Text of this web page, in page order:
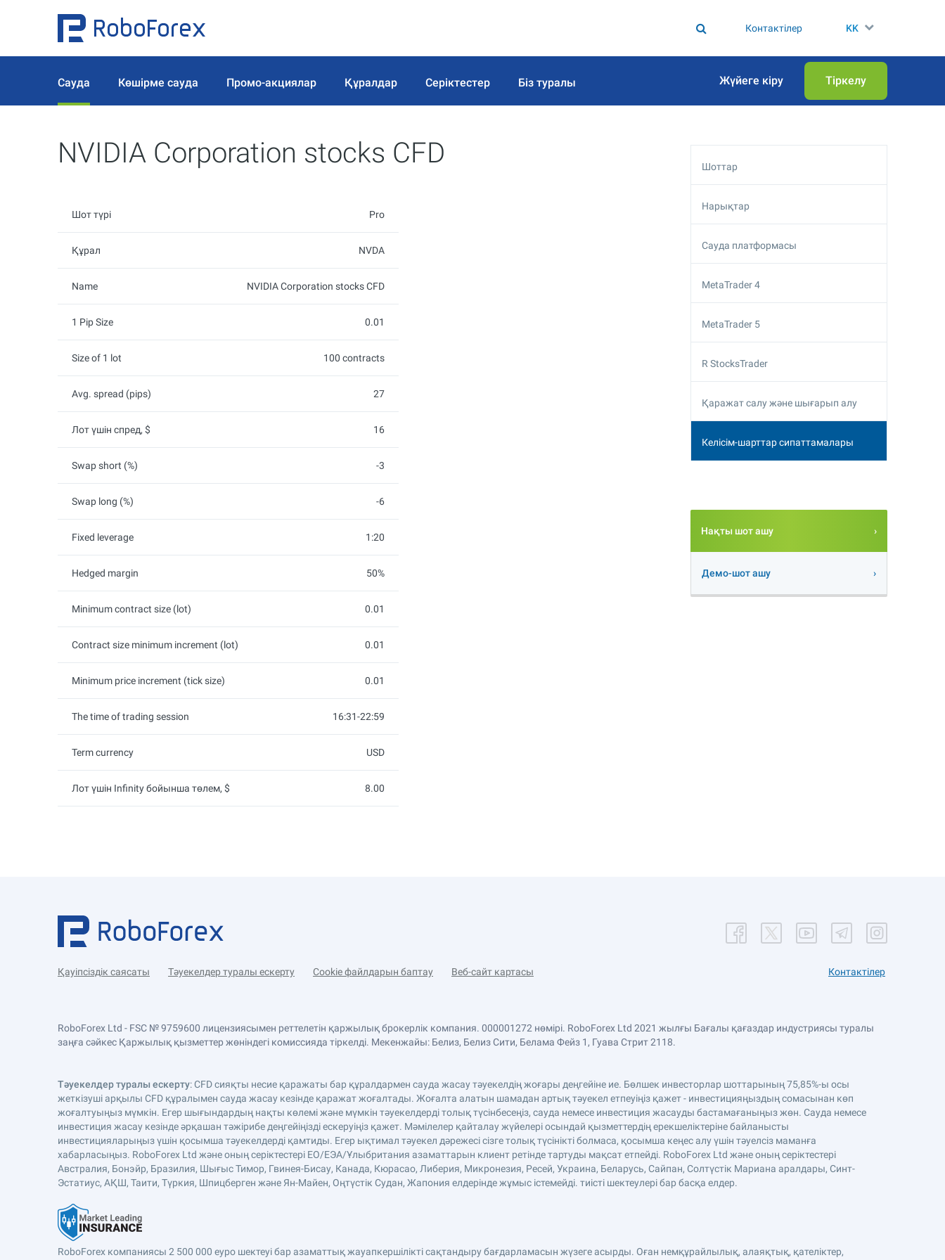
Контактілер KK
Сауда Көшірме сауда Промо-акциялар Құралдар Серіктестер Біз туралы Жүйеге кіру Тіркелу
NVIDIA Corporation stocks CFD
Шот түрі Pro
Құрал NVDA
Name NVIDIA Corporation stocks CFD
1 Pip Size 0.01
Size of 1 lot 100 contracts
Avg. spread (pips) 27
Лот үшін спред, $ 16
Swap short (%) -3
Swap long (%) -6
Fixed leverage 1:20
Hedged margin 50%
Minimum contract size (lot) 0.01
Contract size minimum increment (lot) 0.01
Minimum price increment (tick size) 0.01
The time of trading session 16:31-22:59
Term currency USD
Лот үшін Infinity бойынша төлем, $ 8.00
Шоттар
Нарықтар
Сауда платформасы
MetaTrader 4
MetaTrader 5
R StocksTrader
Қаражат салу және шығарып алу
Келісім-шарттар сипаттамалары
Нақты шот ашу
Демо-шот ашу
Қауіпсіздік саясаты Тәуекелдер туралы ескерту Cookie файлдарын баптау Веб-сайт картасы Контактілер
RoboForex Ltd - FSC № 9759600 лицензиясымен реттелетін қаржылық брокерлік компания. 000001272 нөмірі. RoboForex Ltd 2021 жылғы Бағалы қағаздар индустриясы туралы
заңға сәйкес Қаржылық қызметтер жөніндегі комиссияда тіркелді. Мекенжайы: Белиз, Белиз Сити, Белама Фейз 1, Гуава Стрит 2118.
Тәуекелдер туралы ескерту: CFD сияқты несие қаражаты бар құралдармен сауда жасау тәуекелдің жоғары деңгейіне ие. Бөлшек инвесторлар шоттарының 75,85%-ы осы
жеткізуші арқылы CFD құралымен сауда жасау кезінде қаражат жоғалтады. Жоғалта алатын шамадан артық тәуекел етпеуіңіз қажет - инвестицияңыздың сомасынан көп
жоғалтуыңыз мүмкін. Егер шығындардың нақты көлемі және мүмкін тәуекелдерді толық түсінбесеңіз, сауда немесе инвестиция жасауды бастамағаныңыз жөн. Сауда немесе
инвестиция жасау кезінде әрқашан тәжірибе деңгейіңізді ескеруіңіз қажет. Мәмілелер қайталау жүйелері осындай қызметтердің ерекшеліктеріне байланысты
инвестицияларыңыз үшін қосымша тәуекелдерді қамтиды. Егер ықтимал тәуекел дәрежесі сізге толық түсінікті болмаса, қосымша кеңес алу үшін тәуелсіз маманға
хабарласыңыз. RoboForex Ltd және оның серіктестері ЕО/ЕЭА/Ұлыбритания азаматтарын клиент ретінде тартуды мақсат етпейді. RoboForex Ltd және оның серіктестері
Австралия, Бонэйр, Бразилия, Шығыс Тимор, Гвинея-Бисау, Канада, Кюрасао, Либерия, Микронезия, Ресей, Украина, Беларусь, Сайпан, Солтүстік Мариана аралдары, Синт-
Эстатиус, АҚШ, Таити, Түркия, Шпицберген және Ян-Майен, Оңтүстік Судан, Жапония елдерінде жұмыс істемейді. тиісті шектеулері бар басқа елдер.
RoboForex компаниясы 2 500 000 еуро шектеуі бар азаматтық жауапкершілікті сақтандыру бағдарламасын жүзеге асырды. Оған немқұрайлылық, алаяқтық, қателіктер,